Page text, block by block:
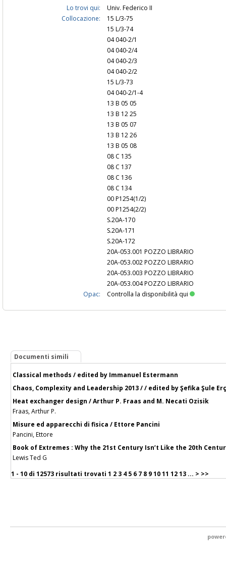
Lo trovi qui:
Univ. Federico II
Collocazione:
15 L/3-75
15 L/3-74
04 040-2/1
04 040-2/4
04 040-2/3
04 040-2/2
15 L/3-73
04 040-2/1-4
13 B 05 05
13 B 12 25
13 B 05 07
13 B 12 26
13 B 05 08
08 C 135
08 C 137
08 C 136
08 C 134
00 P1254(1/2)
00 P1254(2/2)
S.20A-170
S.20A-171
S.20A-172
20A-053.001 POZZO LIBRARIO
20A-053.002 POZZO LIBRARIO
20A-053.003 POZZO LIBRARIO
20A-053.004 POZZO LIBRARIO
Opac:
Controlla la disponibilità qui
Documenti simili
Classical methods / edited by Immanuel Estermann
Chaos, Complexity and Leadership 2013 / / edited by Şefika Şule
Heat exchanger design / Arthur P. Fraas and M. Necati Ozisik
Fraas, Arthur P.
Misure ed apparecchi di fisica / Ettore Pancini
Pancini, Ettore
Book of Extremes : Why the 21st Century Isn’t Like the 20th
Lewis Ted G
1 - 10 di 12573 risultati trovati 1 2 3 4 5 6 7 8 91011 1213 ... > >>